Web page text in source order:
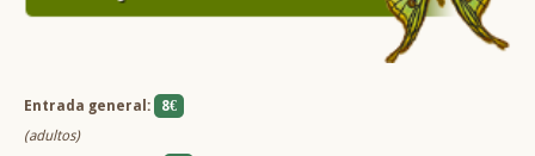
Entrada general:
8€
(adultos)